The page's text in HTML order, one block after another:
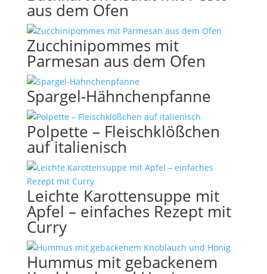
aus dem Ofen
Zucchinipommes mit
Parmesan aus dem Ofen
Spargel-Hähnchenpfanne
Polpette – Fleischklößchen
auf italienisch
Leichte Karottensuppe mit
Apfel – einfaches Rezept mit
Curry
Hummus mit gebackenem